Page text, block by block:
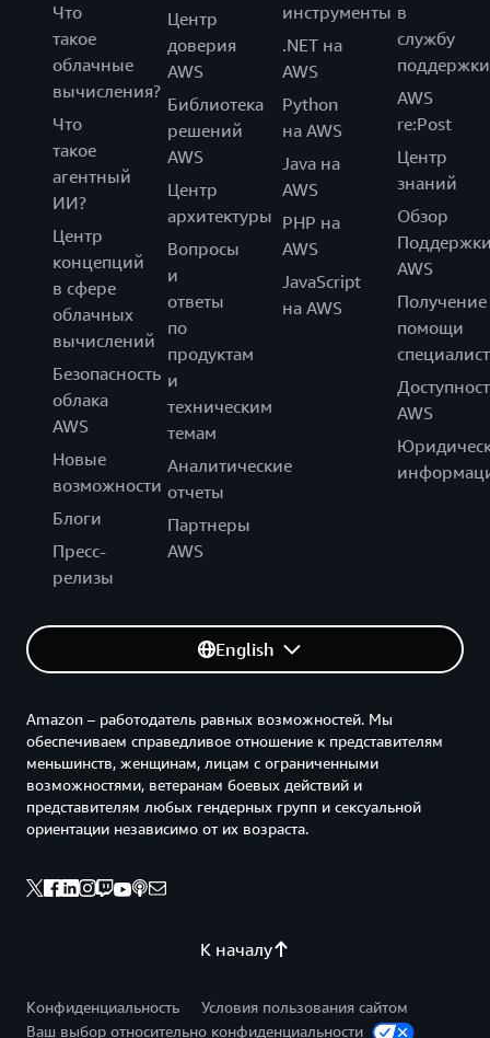
Что
такое
облачные
вычисления?
Что
такое
агентный
ИИ?
Центр
концепций
в сфере
облачных
вычислений
Безопасность
облака
AWS
Новые
возможности
Блоги
Пресс-
релизы
Центр
доверия
AWS
Библиотека
решений
AWS
Центр
архитектуры
Вопросы
и
ответы
по
продуктам
и
техническим
темам
Аналитические
отчеты
Партнеры
AWS
инструменты
.NET на
AWS
Python
на AWS
Java на
AWS
PHP на
AWS
JavaScript
на AWS
в
службу
поддержки
AWS
re:Post
Центр
знаний
Обзор
AWS
Получение
помощи
AWS
English
К началу
Amazon – работодатель равных возможностей. Мы
обеспечиваем справедливое отношение к представителям
меньшинств, женщинам, лицам с ограниченными
возможностями, ветеранам боевых действий и
представителям любых гендерных групп и сексуальной
ориентации независимо от их возраста.
Конфиденциальность
Условия пользования сайтом
Ваш выбор относительно конфиденциальности